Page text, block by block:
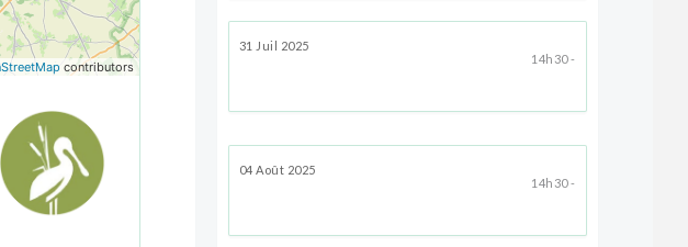
contributors
31 Juil 2025
14h30 -
04 Août 2025
14h30 -